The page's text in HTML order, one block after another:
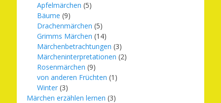
Apfelmärchen (5)
Bäume (9)
Drachenmärchen (5)
Grimms Märchen (14)
Märchenbetrachtungen (3)
Märcheninterpretationen (2)
Rosenmärchen (9)
von anderen Früchten (1)
Winter (3)
Märchen erzählen lernen (3)